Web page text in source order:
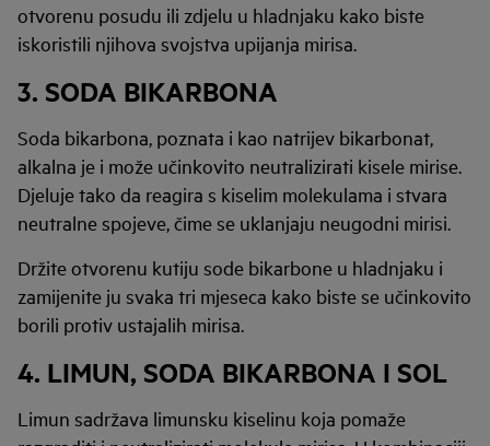
otvorenu posudu ili zdjelu u hladnjaku kako biste
iskoristili njihova svojstva upijanja mirisa.
3. SODA BIKARBONA
Soda bikarbona, poznata i kao natrijev bikarbonat,
alkalna je i može učinkovito neutralizirati kisele mirise.
Djeluje tako da reagira s kiselim molekulama i stvara
neutralne spojeve, čime se uklanjaju neugodni mirisi.
Držite otvorenu kutiju sode bikarbone u hladnjaku i
zamijenite ju svaka tri mjeseca kako biste se učinkovito
borili protiv ustajalih mirisa.
4. LIMUN, SODA BIKARBONA I SOL
Limun sadržava limunsku kiselinu koja pomaže